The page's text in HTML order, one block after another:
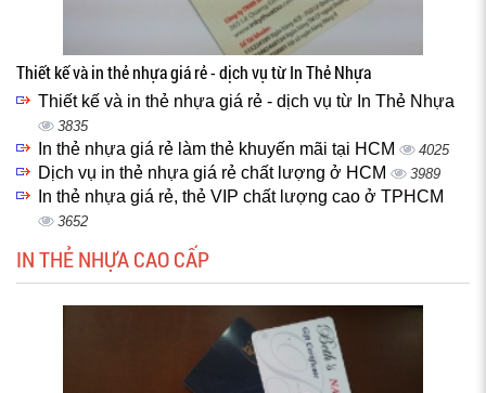
Thiết kế và in thẻ nhựa giá rẻ - dịch vụ từ In Thẻ Nhựa
Thiết kế và in thẻ nhựa giá rẻ - dịch vụ từ In Thẻ Nhựa
3835
In thẻ nhựa giá rẻ làm thẻ khuyến mãi tại HCM 4025
Dịch vụ in thẻ nhựa giá rẻ chất lượng ở HCM 3989
In thẻ nhựa giá rẻ, thẻ VIP chất lượng cao ở TPHCM
3652
IN THẺ NHỰA CAO CẤP